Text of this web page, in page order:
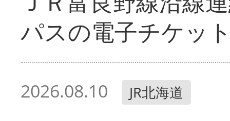
パスの電子チケッ
2026.08.10 JR北海道